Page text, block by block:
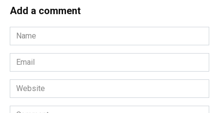
Add a comment
Name
*
Email
*
Website
Comment